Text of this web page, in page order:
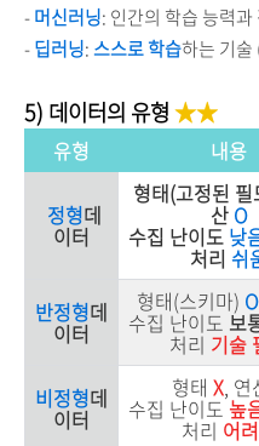
-머신러닝: 인간의 학습 능력과
-딥러닝:스스로 학습하는 기술
5) 데이터의 유형★★
유형 내용
정형데
이터
형태(고정된 필
산 O
수집 난이도 낮
처리 쉬
반정형데
이터
형태(스키마) O
수집 난이도 보
처리 기술
비정형데
이터
형태 X ,
수집 난이도높
처리 어